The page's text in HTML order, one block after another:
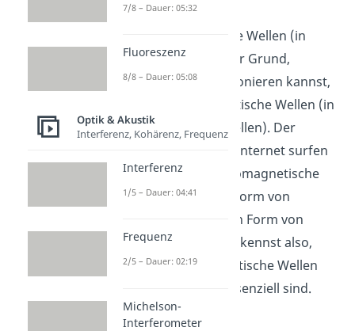
sehen kannst, sind
elektromagnetische Wellen (in
Form von Licht). Der Grund,
weswegen du telefonieren kannst,
sind elektromagnetische Wellen (in
Form von Miktrowellen). Der
Grund, dass du im Internet surfen
kannst, sind elektromagnetische
Wellen (ebenso in Form von
Mikrowellen oder in Form von
Radiowellen). Du erkennst also,
dass elektromagnetische Wellen
für unser Leben essenziell sind.
7/8 – Dauer: 05:32
Fluoreszenz
8/8 – Dauer: 05:08
Optik & Akustik
Interferenz, Kohärenz, Frequenz
Interferenz
1/5 – Dauer: 04:41
Frequenz
2/5 – Dauer: 02:19
Michelson-
Interferometer